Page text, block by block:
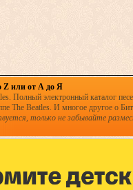
Z или от А до Я
Полный электронный каталог
The Beatles. И многое другое о
только не забывайте